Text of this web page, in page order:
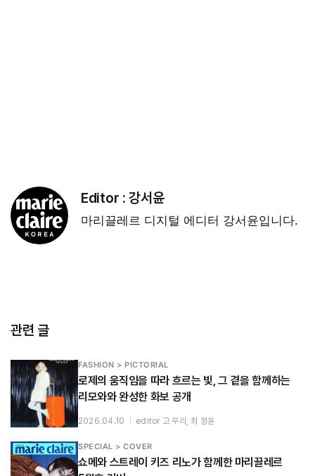
Editor :강서윤
마리끌레르 디지털 에디터 강서윤입니다.
관련 글
FASHION > PICTORIAL
로제의 움직임을 따라 흐르는 빛, 그 곁을 함께하는
리모와와 완성한 화보 공개
2026.04.10 editor 고 우리, 최 정윤
SPECIAL > COVER
쇼메와 스트레이 키즈 리노가 함께한 마리끌레르